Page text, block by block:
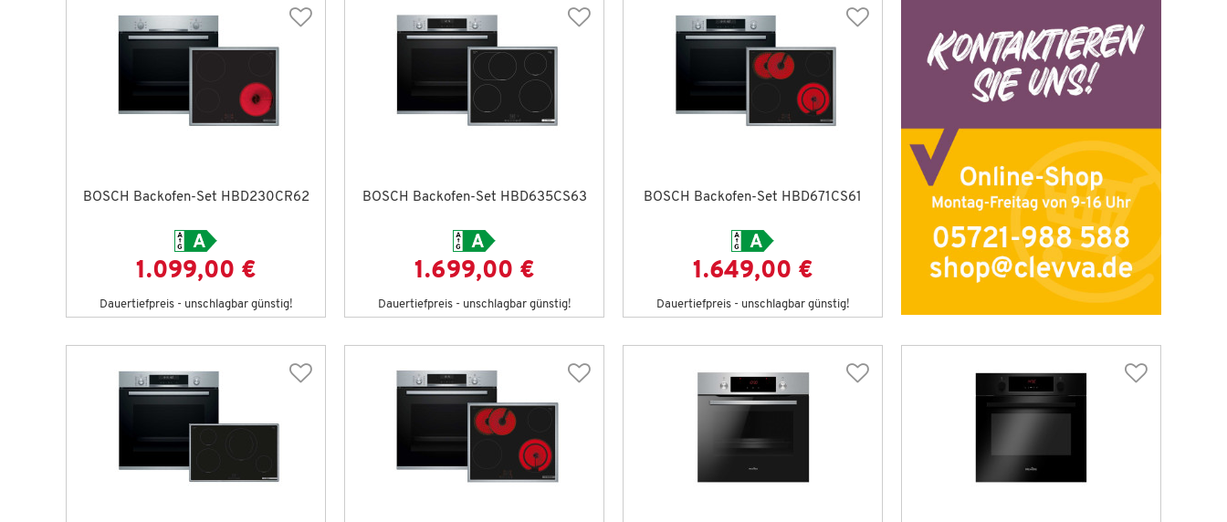
BOSCH Backofen-Set HBD230CR62
1.099,00 €
Dauertiefpreis - unschlagbar günstig!
BOSCH Backofen-Set HBD635CS63
1.699,00 €
Dauertiefpreis - unschlagbar günstig!
BOSCH Backofen-Set HBD671CS61
1.649,00 €
Dauertiefpreis - unschlagbar günstig!